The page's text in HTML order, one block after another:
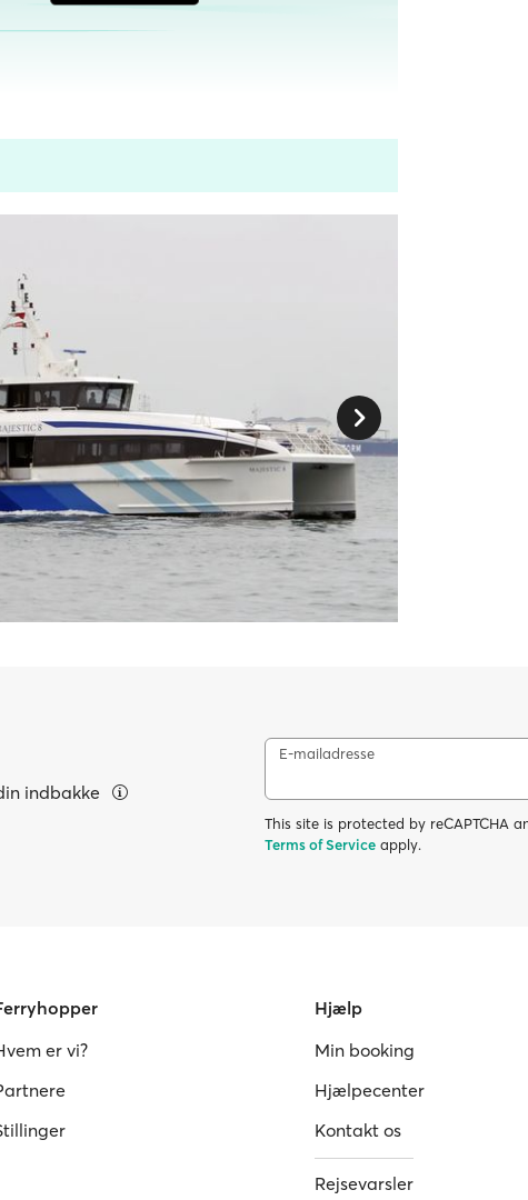
indbakke
E-mailadresse
This site is protected by reCAPTCHA
Terms of Service apply.
er vi?
Hjælp
Min booking
Hjælpecenter
Kontakt os
Rejsevarsler